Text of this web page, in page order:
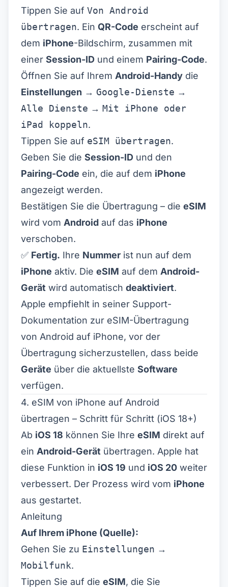
Tippen Sie auf Von Android
übertragen. Ein QR-Code erscheint auf
dem iPhone-Bildschirm, zusammen mit
einer Session-ID und einem Pairing-Code.
Öffnen Sie auf Ihrem Android-Handy die
Einstellungen → Google-Dienste →
Alle Dienste → Mit iPhone oder
iPad koppeln.
Tippen Sie auf eSIM übertragen.
Geben Sie die Session-ID und den
Pairing-Code ein, die auf dem iPhone
angezeigt werden.
Bestätigen Sie die Übertragung – die eSIM
wird vom Android auf das iPhone
verschoben.
✅ Fertig. Ihre Nummer ist nun auf dem
iPhone aktiv. Die eSIM auf dem Android-
Gerät wird automatisch deaktiviert.
Apple empfiehlt in seiner Support-
Dokumentation zur eSIM-Übertragung
von Android auf iPhone, vor der
Übertragung sicherzustellen, dass beide
Geräte über die aktuellste Software
verfügen.
4. eSIM von iPhone auf Android
übertragen – Schritt für Schritt (iOS 18+)
Ab iOS 18 können Sie Ihre eSIM direkt auf
ein Android-Gerät übertragen. Apple hat
diese Funktion in iOS 19 und iOS 20 weiter
verbessert. Der Prozess wird vom iPhone
aus gestartet.
Anleitung
Auf Ihrem iPhone (Quelle):
Gehen Sie zu Einstellungen →
Mobilfunk.
Tippen Sie auf die eSIM, die Sie